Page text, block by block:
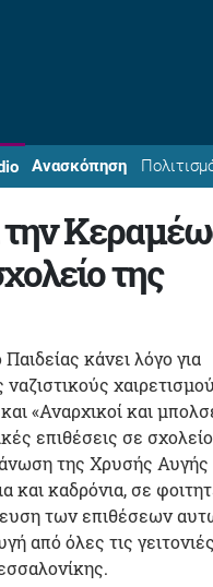
Ανασκόπηση
της
κάνει λόγο για
«Αναρχικοί και
επιθέσεις σε
της Χρυσής Αυγής
και καδρόνια, σε
των επιθέσεων
από όλες τις